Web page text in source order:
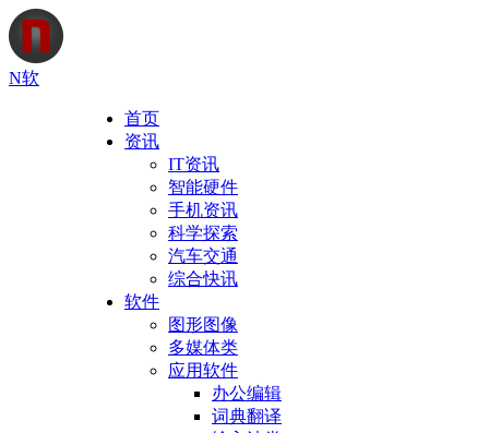
N软
首页
资讯
IT资讯
智能硬件
手机资讯
科学探索
汽车交通
综合快讯
软件
图形图像
多媒体类
应用软件
办公编辑
词典翻译